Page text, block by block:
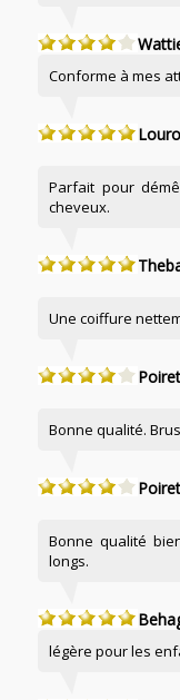
Conforme à mes
Parfait pour
cheveux.
Une coiffure
Bonne qualité.
Bonne qualité
longs.
légère pour les